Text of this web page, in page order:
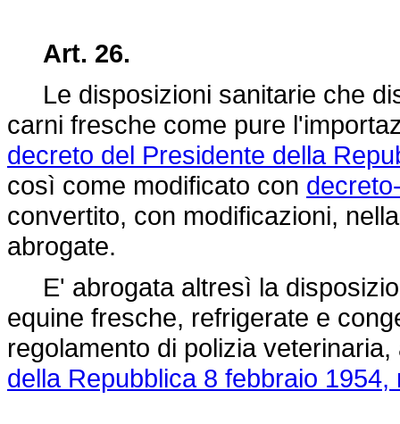
Art. 26.
Le disposizioni sanitarie che
carni fresche come pure
decreto del Presidente della
così come modificato con
convertito, con modificazioni,
abrogate.
E' abrogata altresì la
equine fresche, refrigerate e
regolamento di polizia
della Repubblica 8 febbraio 1954,